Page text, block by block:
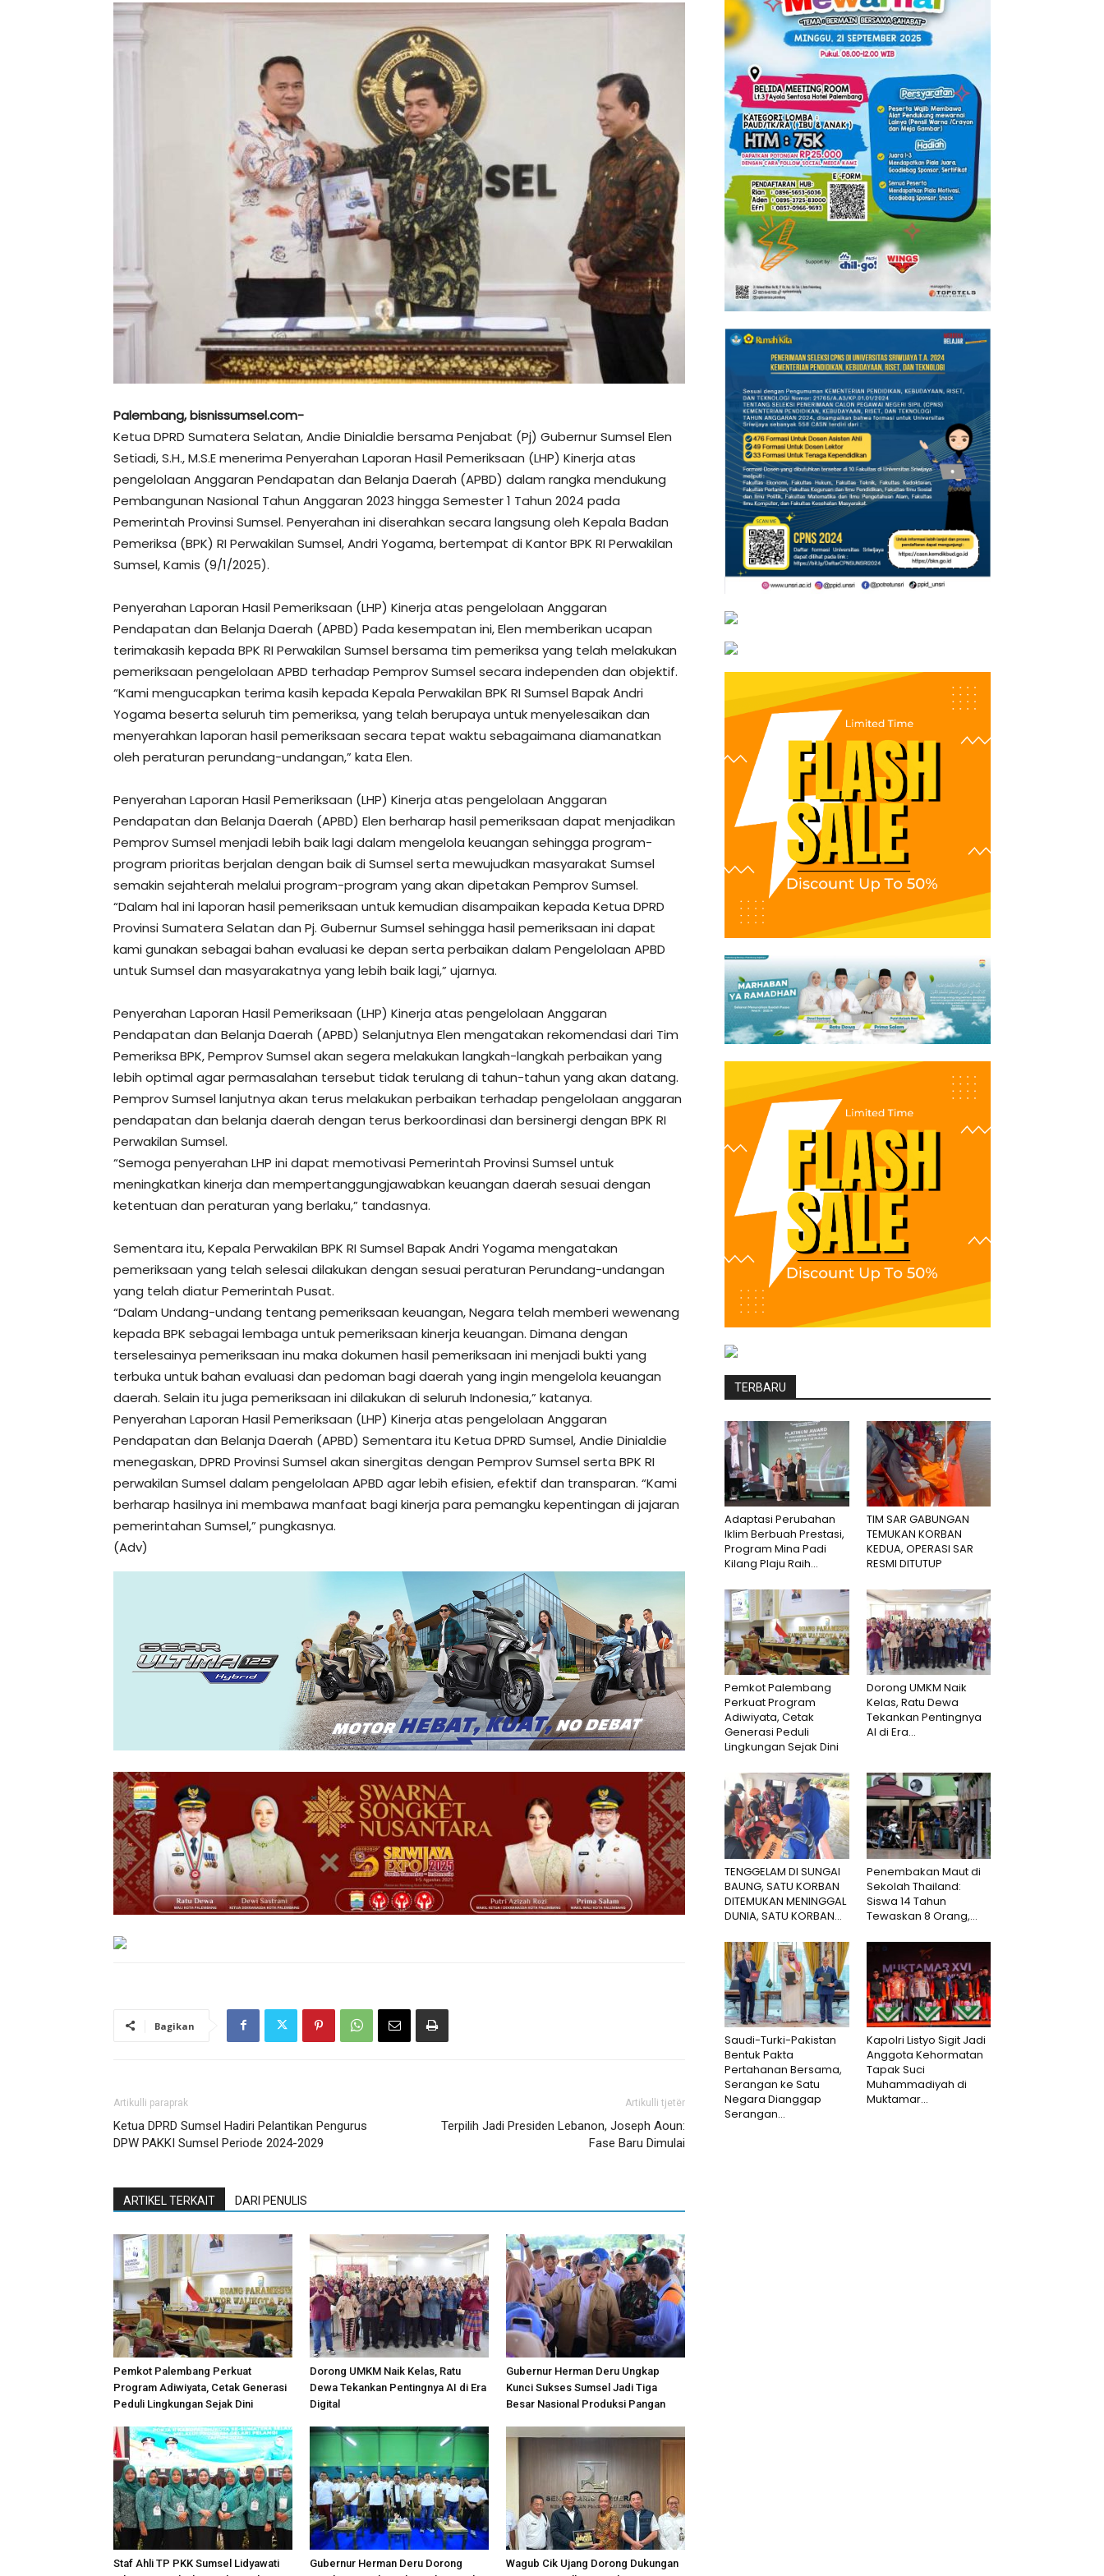
Palembang, bisnissumsel.com-
Ketua DPRD Sumatera Selatan, Andie Dinialdie bersama Penjabat (Pj) Gubernur Sumsel Elen
Setiadi, S.H., M.S.E menerima Penyerahan Laporan Hasil Pemeriksaan (LHP) Kinerja atas
pengelolaan Anggaran Pendapatan dan Belanja Daerah (APBD) dalam rangka mendukung
Pembangunan Nasional Tahun Anggaran 2023 hingga Semester 1 Tahun 2024 pada
Pemerintah Provinsi Sumsel. Penyerahan ini diserahkan secara langsung oleh Kepala Badan
Pemeriksa (BPK) RI Perwakilan Sumsel, Andri Yogama, bertempat di Kantor BPK RI Perwakilan
Sumsel, Kamis (9/1/2025).
Penyerahan Laporan Hasil Pemeriksaan (LHP) Kinerja atas pengelolaan Anggaran
Pendapatan dan Belanja Daerah (APBD) Pada kesempatan ini, Elen memberikan ucapan
terimakasih kepada BPK RI Perwakilan Sumsel bersama tim pemeriksa yang telah melakukan
pemeriksaan pengelolaan APBD terhadap Pemprov Sumsel secara independen dan objektif.
“Kami mengucapkan terima kasih kepada Kepala Perwakilan BPK RI Sumsel Bapak Andri
Yogama beserta seluruh tim pemeriksa, yang telah berupaya untuk menyelesaikan dan
menyerahkan laporan hasil pemeriksaan secara tepat waktu sebagaimana diamanatkan
oleh peraturan perundang-undangan,” kata Elen.
Penyerahan Laporan Hasil Pemeriksaan (LHP) Kinerja atas pengelolaan Anggaran
Pendapatan dan Belanja Daerah (APBD) Elen berharap hasil pemeriksaan dapat menjadikan
Pemprov Sumsel menjadi lebih baik lagi dalam mengelola keuangan sehingga program-
program prioritas berjalan dengan baik di Sumsel serta mewujudkan masyarakat Sumsel
semakin sejahterah melalui program-program yang akan dipetakan Pemprov Sumsel.
“Dalam hal ini laporan hasil pemeriksaan untuk kemudian disampaikan kepada Ketua DPRD
Provinsi Sumatera Selatan dan Pj. Gubernur Sumsel sehingga hasil pemeriksaan ini dapat
kami gunakan sebagai bahan evaluasi ke depan serta perbaikan dalam Pengelolaan APBD
untuk Sumsel dan masyarakatnya yang lebih baik lagi,” ujarnya.
Penyerahan Laporan Hasil Pemeriksaan (LHP) Kinerja atas pengelolaan Anggaran
Pendapatan dan Belanja Daerah (APBD) Selanjutnya Elen mengatakan rekomendasi dari Tim
Pemeriksa BPK, Pemprov Sumsel akan segera melakukan langkah-langkah perbaikan yang
lebih optimal agar permasalahan tersebut tidak terulang di tahun-tahun yang akan datang.
Pemprov Sumsel lanjutnya akan terus melakukan perbaikan terhadap pengelolaan anggaran
pendapatan dan belanja daerah dengan terus berkoordinasi dan bersinergi dengan BPK RI
Perwakilan Sumsel.
“Semoga penyerahan LHP ini dapat memotivasi Pemerintah Provinsi Sumsel untuk
meningkatkan kinerja dan mempertanggungjawabkan keuangan daerah sesuai dengan
ketentuan dan peraturan yang berlaku,” tandasnya.
Sementara itu, Kepala Perwakilan BPK RI Sumsel Bapak Andri Yogama mengatakan
pemeriksaan yang telah selesai dilakukan dengan sesuai peraturan Perundang-undangan
yang telah diatur Pemerintah Pusat.
“Dalam Undang-undang tentang pemeriksaan keuangan, Negara telah memberi wewenang
kepada BPK sebagai lembaga untuk pemeriksaan kinerja keuangan. Dimana dengan
terselesainya pemeriksaan inu maka dokumen hasil pemeriksaan ini menjadi bukti yang
terbuka untuk bahan evaluasi dan pedoman bagi daerah yang ingin mengelola keuangan
daerah. Selain itu juga pemeriksaan ini dilakukan di seluruh Indonesia,” katanya.
Penyerahan Laporan Hasil Pemeriksaan (LHP) Kinerja atas pengelolaan Anggaran
Pendapatan dan Belanja Daerah (APBD) Sementara itu Ketua DPRD Sumsel, Andie Dinialdie
menegaskan, DPRD Provinsi Sumsel akan sinergitas dengan Pemprov Sumsel serta BPK RI
perwakilan Sumsel dalam pengelolaan APBD agar lebih efisien, efektif dan transparan. “Kami
berharap hasilnya ini membawa manfaat bagi kinerja para pemangku kepentingan di jajaran
pemerintahan Sumsel,” pungkasnya.
(Adv)
Bagikan
Artikulli paraprak
Ketua DPRD Sumsel Hadiri Pelantikan Pengurus
DPW PAKKI Sumsel Periode 2024-2029
Artikulli tjetër
Terpilih Jadi Presiden Lebanon, Joseph Aoun:
Fase Baru Dimulai
ARTIKEL TERKAIT DARI PENULIS
Pemkot Palembang Perkuat
Program Adiwiyata, Cetak Generasi
Peduli Lingkungan Sejak Dini
Dorong UMKM Naik Kelas, Ratu
Dewa Tekankan Pentingnya AI di Era
Digital
Gubernur Herman Deru Ungkap
Kunci Sukses Sumsel Jadi Tiga
Besar Nasional Produksi Pangan
Staf Ahli TP PKK Sumsel Lidyawati
Gubernur Herman Deru Dorong
Wagub Cik Ujang Dorong Dukungan
TERBARU
Adaptasi Perubahan
Iklim Berbuah Prestasi,
Program Mina Padi
Kilang Plaju Raih...
TIM SAR GABUNGAN
TEMUKAN KORBAN
KEDUA, OPERASI SAR
RESMI DITUTUP
Pemkot Palembang
Perkuat Program
Adiwiyata, Cetak
Generasi Peduli
Lingkungan Sejak Dini
Dorong UMKM Naik
Kelas, Ratu Dewa
Tekankan Pentingnya
AI di Era...
TENGGELAM DI SUNGAI
BAUNG, SATU KORBAN
DITEMUKAN MENINGGAL
DUNIA, SATU KORBAN...
Penembakan Maut di
Sekolah Thailand:
Siswa 14 Tahun
Tewaskan 8 Orang,...
Saudi-Turki-Pakistan
Bentuk Pakta
Pertahanan Bersama,
Serangan ke Satu
Negara Dianggap
Serangan...
Kapolri Listyo Sigit Jadi
Anggota Kehormatan
Tapak Suci
Muhammadiyah di
Muktamar...